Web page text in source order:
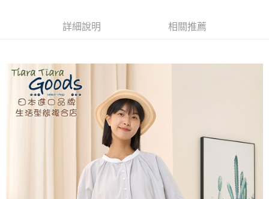
【關於「AFTEE先享後付」】
AFTEE先享後付是「在收到商品之後才付款」的支付方式。 讓您購物簡單
便利好安心！
１．簡單：不需註冊會員、不需綁卡、不需儲值。
２．便利：只要手機號碼，簡訊認證，即可結帳。
３．安心：先確認商品／服務後，再付款。
【「AFTEE先享後付」結帳流程】
１．於結帳方式選擇「AFTEE先享後付」後，將跳轉至「AFTEE先享後付」
結帳頁面，進行簡訊認證並確認金額後，即可完成結帳。
２．訂單成立數日內，您將收到繳費通知簡訊。
３．收到繳費通知簡訊後14天內，點擊此簡訊中的連結，可透過四大超商／
ATM／網路銀行／等多元方式進行付款，方視為交易完成。
ATM付款
運送方式
每筆NT$60，滿NT$1,800(含以上)免運費
每筆NT$60，滿NT$1,800(含以上)免運費
詳細說明 相關推薦